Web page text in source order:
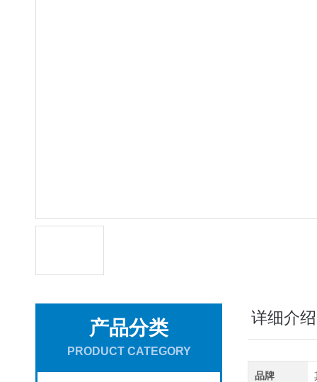
产品分类
PRODUCT CATEGORY
详细介绍
品牌